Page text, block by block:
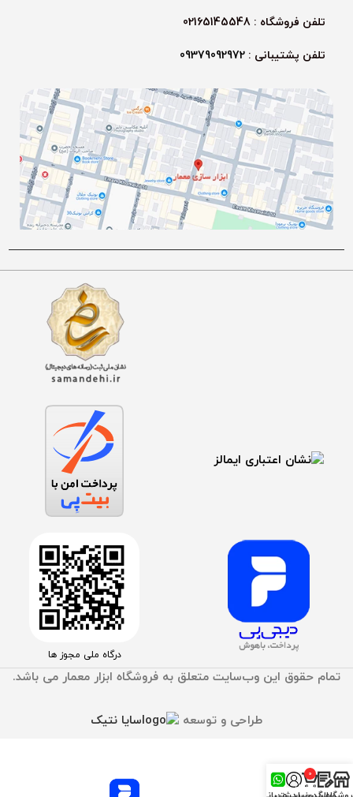
تلفن فروشگاه : 02165145548
تلفن پشتیبانی : 09379092972
درگاه ملی مجوز ها
تمام حقوق اين وب‌سايت متعلق به فروشگاه ابزار معمار می باشد.
طراحی و توسعه سایا نتیک
0
محصول